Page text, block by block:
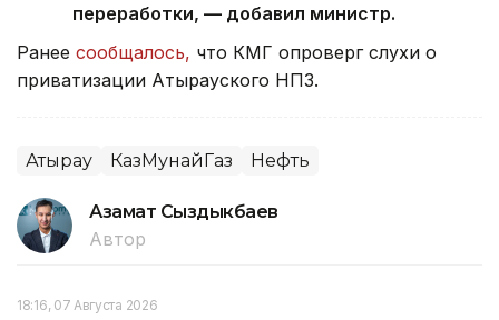
переработки, — добавил министр.
Ранее сообщалось, что КМГ опроверг слухи о
приватизации Атырауского НПЗ.
Атырау КазМунайГаз Нефть
Азамат Сыздыкбаев
Автор
18:16, 07 Августа 2026